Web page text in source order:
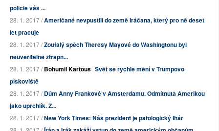
policie váš ...
28. 1. 2017 /Američané nevpustili do země Iráčana, který pro ně deset
let pracuje
28. 1. 2017 /Zoufalý spěch Theresy Mayové do Washingtonu byl
neuvěřitelně ztrapň...
28. 1. 2017 /Bohumil Kartous Svět se rychle mění v Trumpovo
pískoviště
28. 1. 2017 /Dům Anny Frankové v Amsterdamu. Odmítnuta Amerikou
jako uprchlík. Z...
28. 1. 2017 /New York Times: Náš prezident je patologický lhář